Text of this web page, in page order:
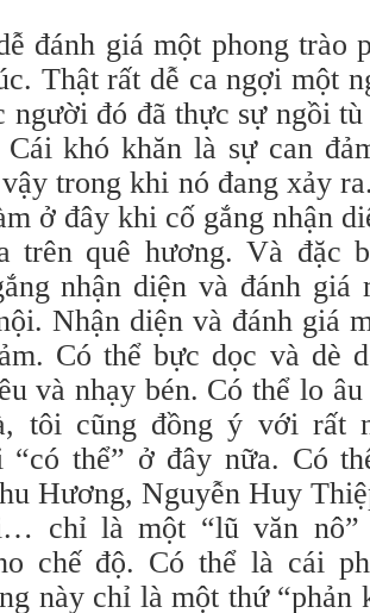
đánh giá một phong trào
Thật rất dễ ca ngợi một
người đó đã thực sự ngồi
khó khăn là sự can
trong khi nó đang xảy
ở đây khi cố gắng nhận
trên quê hương. Và đặc
nhận diện và đánh giá
Nhận diện và đánh giá
Có thể bực dọc và dè
và nhạy bén. Có thể lo
tôi cũng đồng ý với rất
“có thể” ở đây nữa. Có
Hương, Nguyễn Huy
chỉ là một “lũ văn nô”
chế độ. Có thể là cái
này chỉ là một thứ “phản